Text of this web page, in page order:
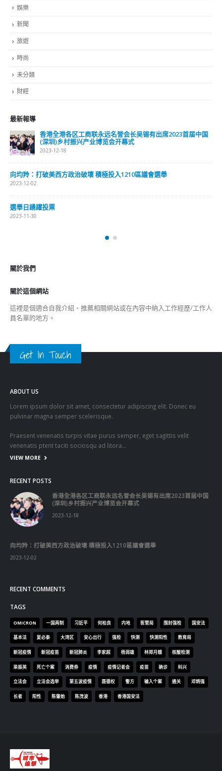
娛樂
新聞
旅遊
時尚
未分類
財經
最新報導
香港全港各区工商联永远名誉会长吴锡有出席2023首届中国
(深圳)乡村振兴产业博览会开幕式
2023-12-18
向均羚：打破美西方政治破壞 積極投入1210區議會選舉
2023-12-02
選舉日踴躍投票
2023-11-30
關於我們
關於這個網站
這裡是個適合自我介紹、推薦相關網站或在內容中納入工作經歷/工作人
員名單的地方。
Get In Touch
ABOUT US
Lorem ipsum dolor sit amet, consectetur adipiscing elit. Donec eu
pulvinar magna semper scelerisque.
Praesent venenatis turpis vitae purus semper, eget sagittis velit
venenatis ptent taciti sociosqu ad litora…
VIEW MORE
RECENT POSTS
香港全港各区工商联永远名誉会长吴锡有出席2023首届中国
(深圳)乡村振兴产业博览会开幕式
2023-12-18
向均羚：打破美西方政治破壞 積極投入1210區議會選舉
2023-12-02
RECENT COMMENTS
TAGS
OMICRON 一国两制 习近平 何柏良 内地 医管局 围封强检 国安法
基本法 复必泰 大湾区 安心出行 强检 快测 快测阳性 教育局
新冠疫情 新冠疫苗 新冠肺炎 李家超 杨润雄 林郑月娥 核酸检测
梁振英 死亡个案 消费券 疫情 疫情记者会 疫苗 确诊 科兴
立法会 立法会选举 第五波疫情 聂德权 警方 输入个案 通关 邓炳强
长者 阳性 陈肇始 陈茂波 香港 香港国安法